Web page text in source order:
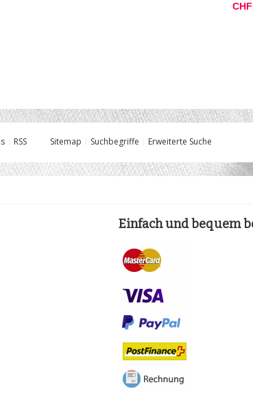
RSS Sitemap Suchbegriffe Erweiterte Suche
Einfach und bequem